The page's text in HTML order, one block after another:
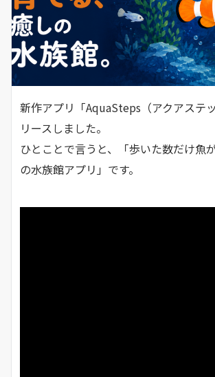
新作アプリ「AquaSteps（アクアステ
リースしました。
ひとことで言うと、「歩いた数だけ魚
の水族館アプリ」です。